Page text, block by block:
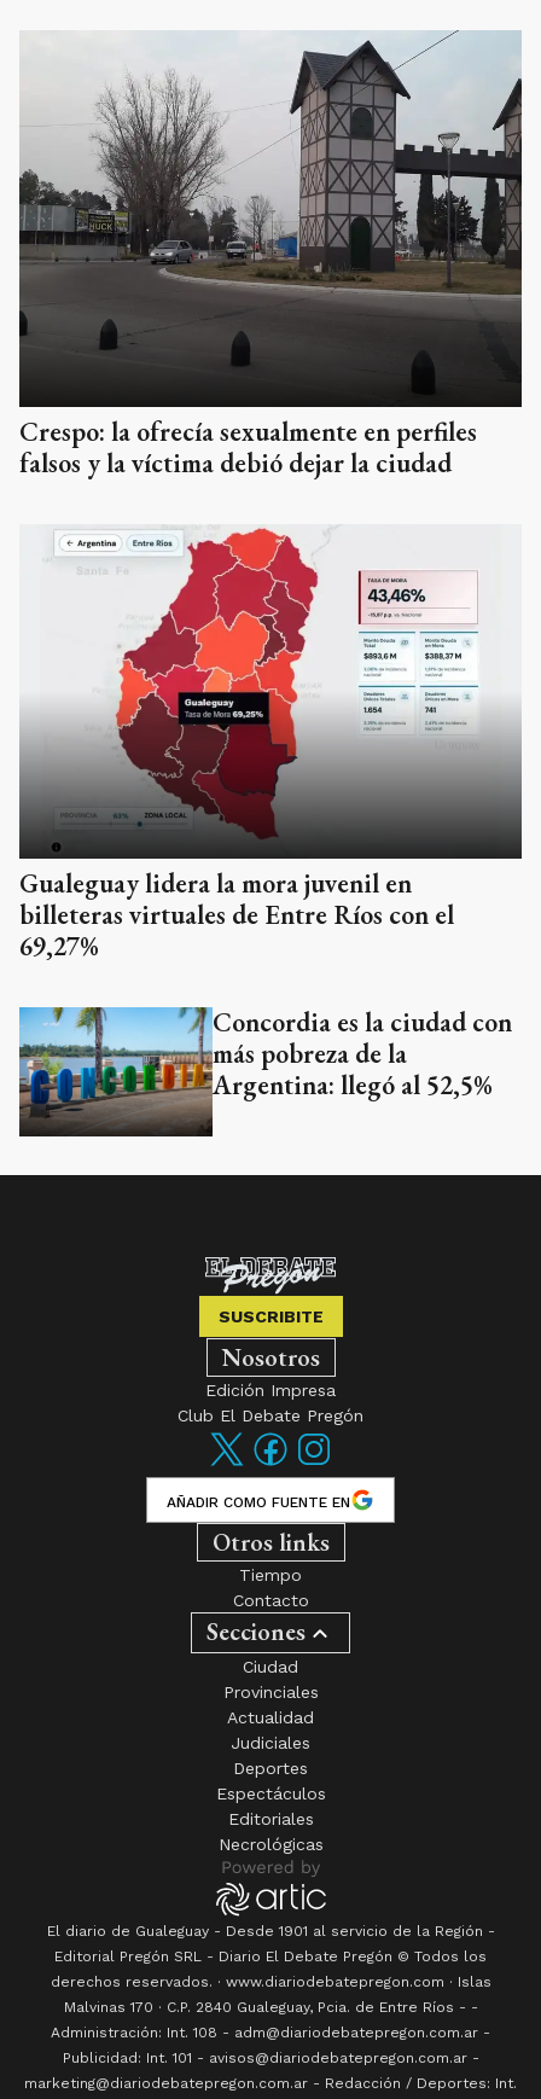
Crespo: la ofrecía sexualmente en perfiles
falsos y la víctima debió dejar la ciudad
Gualeguay lidera la mora juvenil en
billeteras virtuales de Entre Ríos con el
69,27%
Concordia es la ciudad con
más pobreza de la
Argentina: llegó al 52,5%
SUSCRIBITE
Nosotros
Edición Impresa
Club El Debate Pregón
AÑADIR COMO FUENTE EN
Otros links
Tiempo
Contacto
Secciones
Ciudad
Provinciales
Actualidad
Judiciales
Deportes
Espectáculos
Editoriales
Necrológicas
El diario de Gualeguay - Desde 1901 al servicio de la Región -
Editorial Pregón SRL - Diario El Debate Pregón © Todos los
derechos reservados. · www.diariodebatepregon.com · Islas
Malvinas 170 · C.P. 2840 Gualeguay, Pcia. de Entre Ríos - -
Administración: Int. 108 - adm@diariodebatepregon.com.ar -
Publicidad: Int. 101 - avisos@diariodebatepregon.com.ar -
marketing@diariodebatepregon.com.ar - Redacción / Deportes: Int.